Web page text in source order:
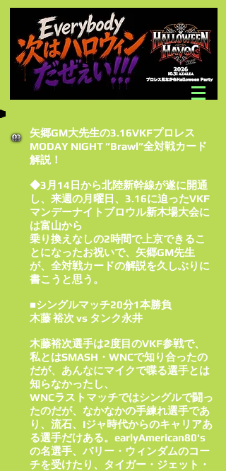
矢郷GM大先生の3.16VKFプロレス
MODAY NIGHT ”Brawl”全対戦カード
解説！
◆3月14日から北陸新幹線が遂に開通
し、来週の月曜日、3.16に迫ったVKF
マンデーナイトブロウル新木場大会に
は富山から
乗り換えなしの2時間で上京できるこ
とになったお祝いで、矢郷GM先生
が、全対戦カードの解説を久しぶりに
書こうと思う。
■シングルマッチ20分1本勝負
木藤 裕次 vs タンク永井
木藤裕次選手は2度目のVKF参戦で、
私とはSMASH・WNCで知り合ったの
だが、あんなにマイクで喋る選手とは
知らなかったし、
WNCラストマッチではシングルで闘っ
たのだが、なかなかの手練れ選手であ
り、流石、Iジャ時代からのキャリアあ
る選手だけある。earlyAmerican80's
の名選手、バリー・ウィンダムのコー
チを受けたり、タイガー・ジェット・